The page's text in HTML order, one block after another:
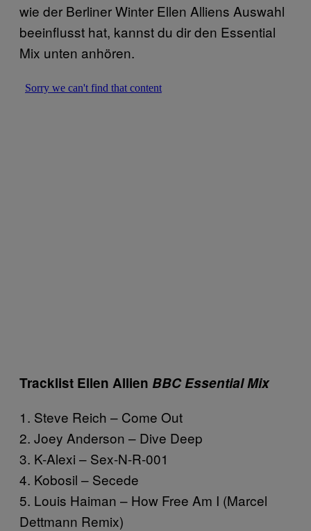
wie der Berliner Winter Ellen Alliens Auswahl
beeinflusst hat, kannst du dir den Essential
Mix unten anhören.
Tracklist Ellen Allien BBC Essential Mix
1. Steve Reich – Come Out
2. Joey Anderson – Dive Deep
3. K-Alexi – Sex-N-R-001
4. Kobosil – Secede
5. Louis Haiman – How Free Am I (Marcel
Dettmann Remix)